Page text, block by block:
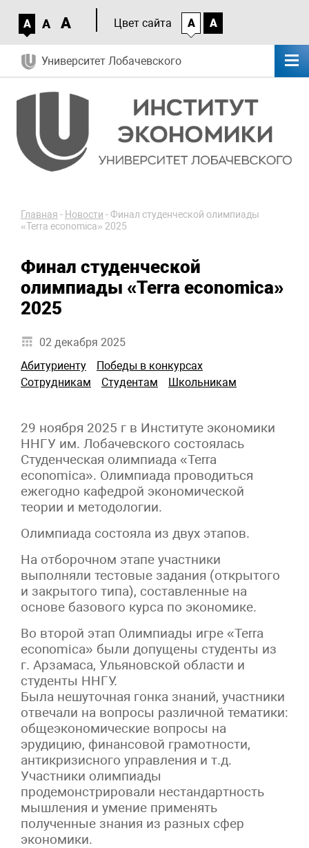
A A A Цвет сайта A A
Университет Лобачевского
Главная - Новости -Финал студенческой олимпиады
«Terra economica» 2025
Финал студенческой
олимпиады «Terra economica»
2025
02 декабря 2025
Абитуриенту
Победы в конкурсах
Сотрудникам
Студентам Школьникам
29 ноября 2025 г в Институте экономики
ННГУ им. Лобачевского состоялась
Студенческая олимпиада «Terra
economica». Олимпиада проводиться
ежегодно кафедрой экономической
теории и методологии.
Олимпиада состояла из двух этапов.
На отборочном этапе участники
выполняли тестовые задания (открытого
и закрытого типа), составленные на
основе базового курса по экономике.
Во второй этап Олимпиады игре «Terra
economica» были допущены студенты из
г. Арзамаса, Ульяновской области и
студенты ННГУ.
Была нешуточная гонка знаний, участники
отвечали на вопросы различной тематики:
общеэкономические вопросы на
эрудицию, финансовой грамотности,
антикризисного управления и т.д.
Участники олимпиады
продемонстрировали нестандартность
мышления и умение применять
полученные знания из разных сфер
экономики.